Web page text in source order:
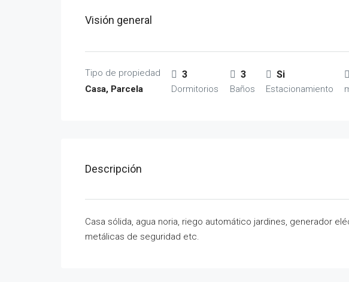
Visión general
Tipo de propiedad
Casa, Parcela
3
Dormitorios
3
Baños
Si
Estacionamiento
Descripción
Casa sólida, agua noria, riego automático jardines, generador
metálicas de seguridad etc.